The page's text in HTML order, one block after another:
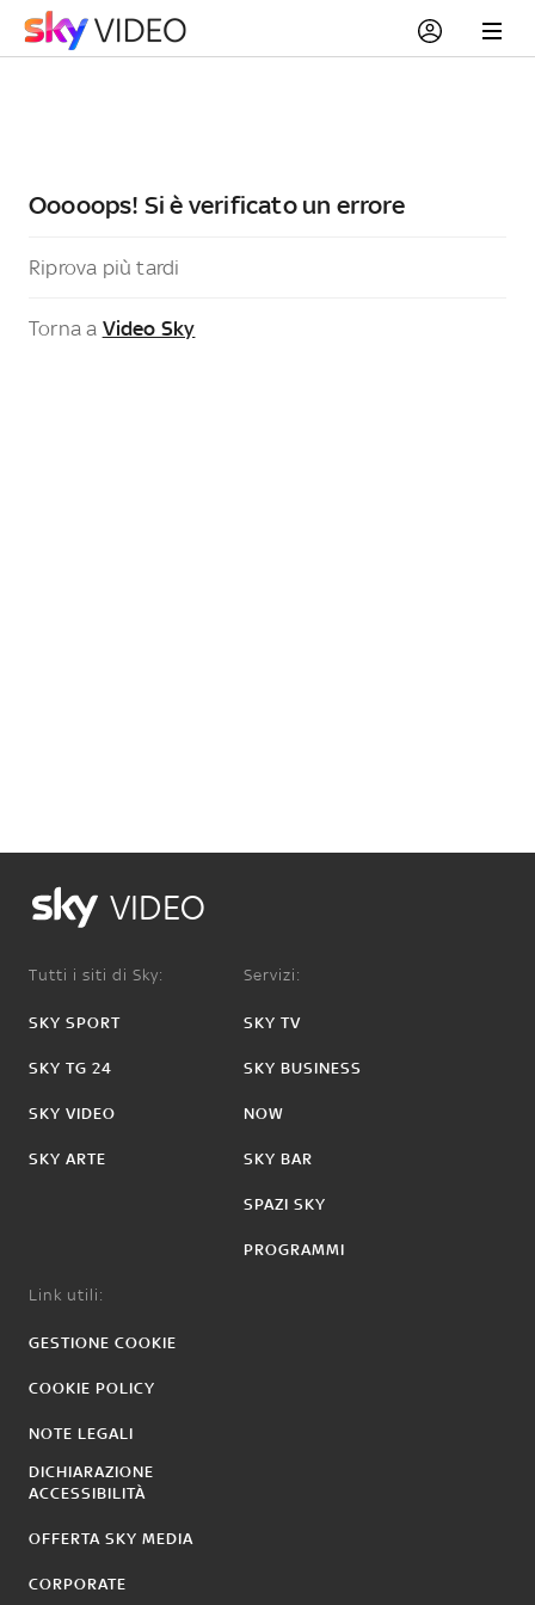
Ooooops! Si è verificato un errore
Riprova più tardi
Torna a Video Sky
VIDEO
Tutti i siti di Sky:
SKY SPORT
SKY TG 24
SKY VIDEO
SKY ARTE
Servizi:
SKY TV
SKY BUSINESS
NOW
SKY BAR
SPAZI SKY
PROGRAMMI
Link utili:
GESTIONE COOKIE
COOKIE POLICY
NOTE LEGALI
DICHIARAZIONE
ACCESSIBILITÀ
OFFERTA SKY MEDIA
CORPORATE